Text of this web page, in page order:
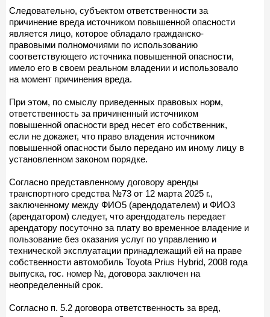
Следовательно, субъектом ответственности за
причинение вреда источником повышенной опасности
является лицо, которое обладало гражданско-
правовыми полномочиями по использованию
соответствующего источника повышенной опасности,
имело его в своем реальном владении и использовало
на момент причинения вреда.
При этом, по смыслу приведенных правовых норм,
ответственность за причиненный источником
повышенной опасности вред несет его собственник,
если не докажет, что право владения источником
повышенной опасности было передано им иному лицу в
установленном законом порядке.
Согласно представленному договору аренды
транспортного средства №73 от 12 марта 2025 г.,
заключенному между ФИО5 (арендодателем) и ФИО3
(арендатором) следует, что арендодатель передает
арендатору посуточно за плату во временное владение и
пользование без оказания услуг по управлению и
технической эксплуатации принадлежащий ей на праве
собственности автомобиль Toyota Prius Hybrid, 2008 года
выпуска, гос. номер №, договора заключен на
неопределенный срок.
Согласно п. 5.2 договора ответственность за вред,